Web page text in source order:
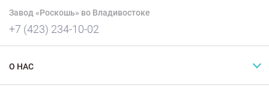
Завод «Роскошь» во Владивостоке
+7 (423) 234-10-02
О НАС